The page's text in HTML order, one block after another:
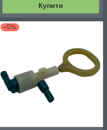
Купити
–5%